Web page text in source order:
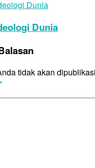
Dunia
tidak akan
*